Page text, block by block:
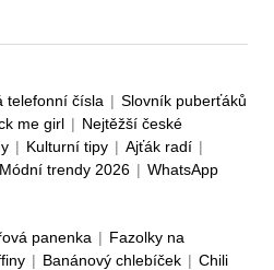
telefonní čísla | Slovník puberťáků
me girl | Nejtěžší české
| Kulturní tipy | Ajťák radí |
Módní trendy 2026 | WhatsApp
panenka | Fazolky na
| Banánový chlebíček | Chili